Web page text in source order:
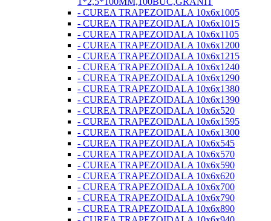
- CUREA TRAPEZOIDALA 10x6x1005
- CUREA TRAPEZOIDALA 10x6x1015
- CUREA TRAPEZOIDALA 10x6x1105
- CUREA TRAPEZOIDALA 10x6x1200
- CUREA TRAPEZOIDALA 10x6x1215
- CUREA TRAPEZOIDALA 10x6x1240
- CUREA TRAPEZOIDALA 10x6x1290
- CUREA TRAPEZOIDALA 10x6x1380
- CUREA TRAPEZOIDALA 10x6x1390
- CUREA TRAPEZOIDALA 10x6x520
- CUREA TRAPEZOIDALA 10x6x1595
- CUREA TRAPEZOIDALA 10x6x1300
- CUREA TRAPEZOIDALA 10x6x545
- CUREA TRAPEZOIDALA 10x6x570
- CUREA TRAPEZOIDALA 10x6x590
- CUREA TRAPEZOIDALA 10x6x620
- CUREA TRAPEZOIDALA 10x6x700
- CUREA TRAPEZOIDALA 10x6x790
- CUREA TRAPEZOIDALA 10x6x890